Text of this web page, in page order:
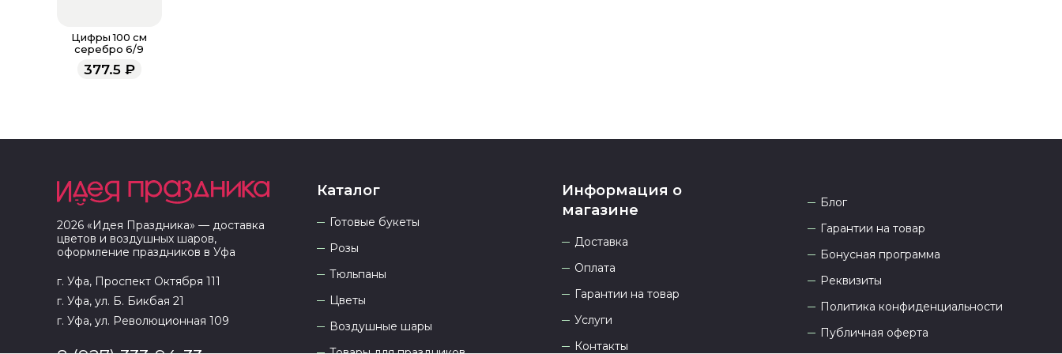
Цифры 100 см
серебро 6/9
377.5₽
2026 «Идея Праздника» — доставка
цветов и воздушных шаров,
оформление праздников в Уфа
г. Уфа, Проспект Октября 111
г. Уфа, ул. Б. Бикбая 21
г. Уфа, ул. Революционная 109
Каталог
Готовые букеты
Розы
Тюльпаны
Цветы
Воздушные шары
Информация о
магазине
Доставка
Оплата
Гарантии на товар
Услуги
Контакты
Блог
Гарантии на товар
Бонусная программа
Реквизиты
Политика конфиденциальности
Публичная оферта